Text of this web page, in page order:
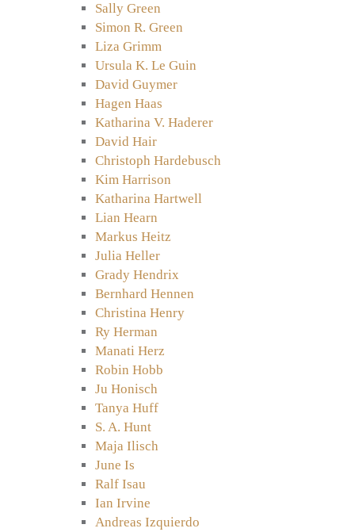
Sally Green
Simon R. Green
Liza Grimm
Ursula K. Le Guin
David Guymer
Hagen Haas
Katharina V. Haderer
David Hair
Christoph Hardebusch
Kim Harrison
Katharina Hartwell
Lian Hearn
Markus Heitz
Julia Heller
Grady Hendrix
Bernhard Hennen
Christina Henry
Ry Herman
Manati Herz
Robin Hobb
Ju Honisch
Tanya Huff
S. A. Hunt
Maja Ilisch
June Is
Ralf Isau
Ian Irvine
Andreas Izquierdo